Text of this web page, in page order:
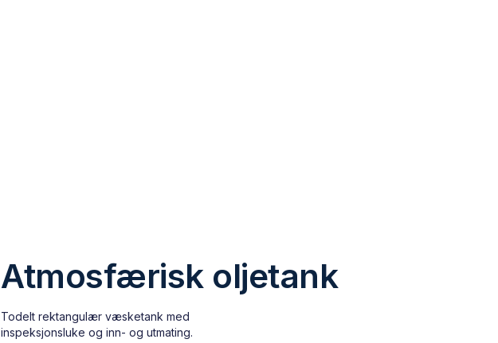
Atmosfærisk oljetank
Todelt rektangulær væsketank med
inspeksjonsluke og inn- og utmating.